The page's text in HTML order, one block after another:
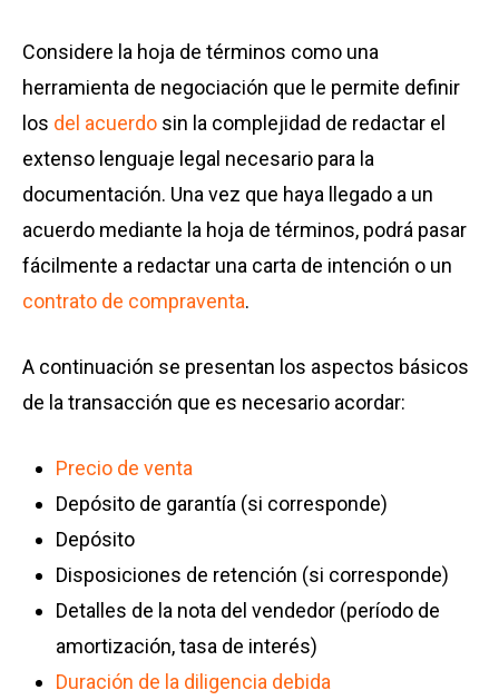
Considere la hoja de términos como una
herramienta de negociación que le permite definir
los del acuerdo sin la complejidad de redactar el
extenso lenguaje legal necesario para la
documentación. Una vez que haya llegado a un
acuerdo mediante la hoja de términos, podrá pasar
fácilmente a redactar una carta de intención o un
contrato de compraventa.
A continuación se presentan los aspectos básicos
de la transacción que es necesario acordar:
Precio de venta
Depósito de garantía (si corresponde)
Depósito
Disposiciones de retención (si corresponde)
Detalles de la nota del vendedor (período de
amortización, tasa de interés)
Duración de la diligencia debida